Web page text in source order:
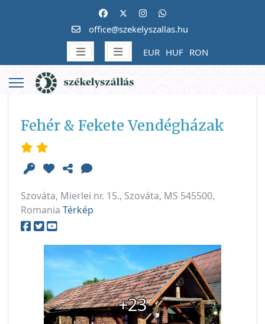
office@szekelyszallas.hu
EUR HUF RON
Fehér & Fekete Vendégházak
Szováta, Mierlei nr. 15., Szováta, MS 545500,
Romania Térkép
+23